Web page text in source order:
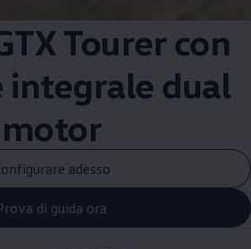
Tourer con
integrale dual
motor
adesso
di guida ora